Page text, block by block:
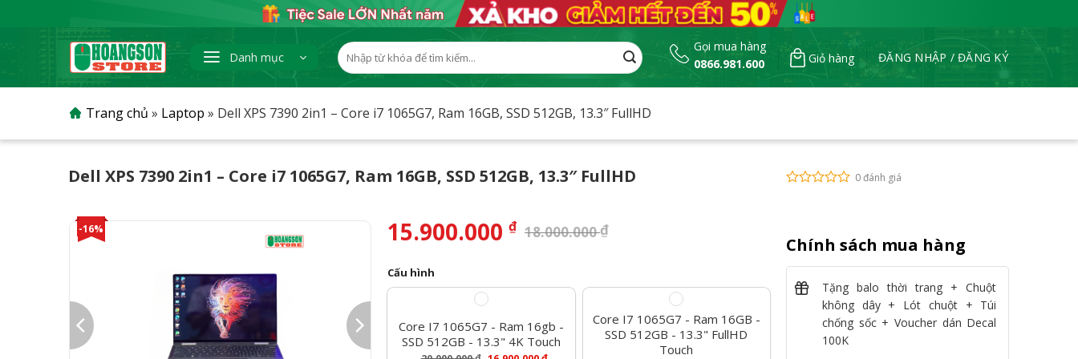
content
Danh mục
Tìm
kiếm:
Gọi mua hàng
0866.981.600
Giỏ hàng ĐĂNG NHẬP / ĐĂNG KÝ
Trang chủ » Laptop » Dell XPS 7390 2in1 – Core i7 1065G7, Ram 16GB, SSD 512GB, 13.3″ FullHD
Dell XPS 7390 2in1 – Core i7 1065G7, Ram 16GB, SSD 512GB, 13.3″ FullHD 0 đánh giá
-16% 15.900.000₫ 18.000.000₫
Cấu hình
Core I7 1065G7 - Ram 16gb -
SSD 512GB - 13.3" 4K Touch
Core I7 1065G7 - Ram 16GB -
SSD 512GB - 13.3" FullHD
Touch
Chính sách mua hàng
Tặng balo thời trang + Chuột
không dây + Lót chuột + Túi
chống sốc + Voucher dán Decal
100K